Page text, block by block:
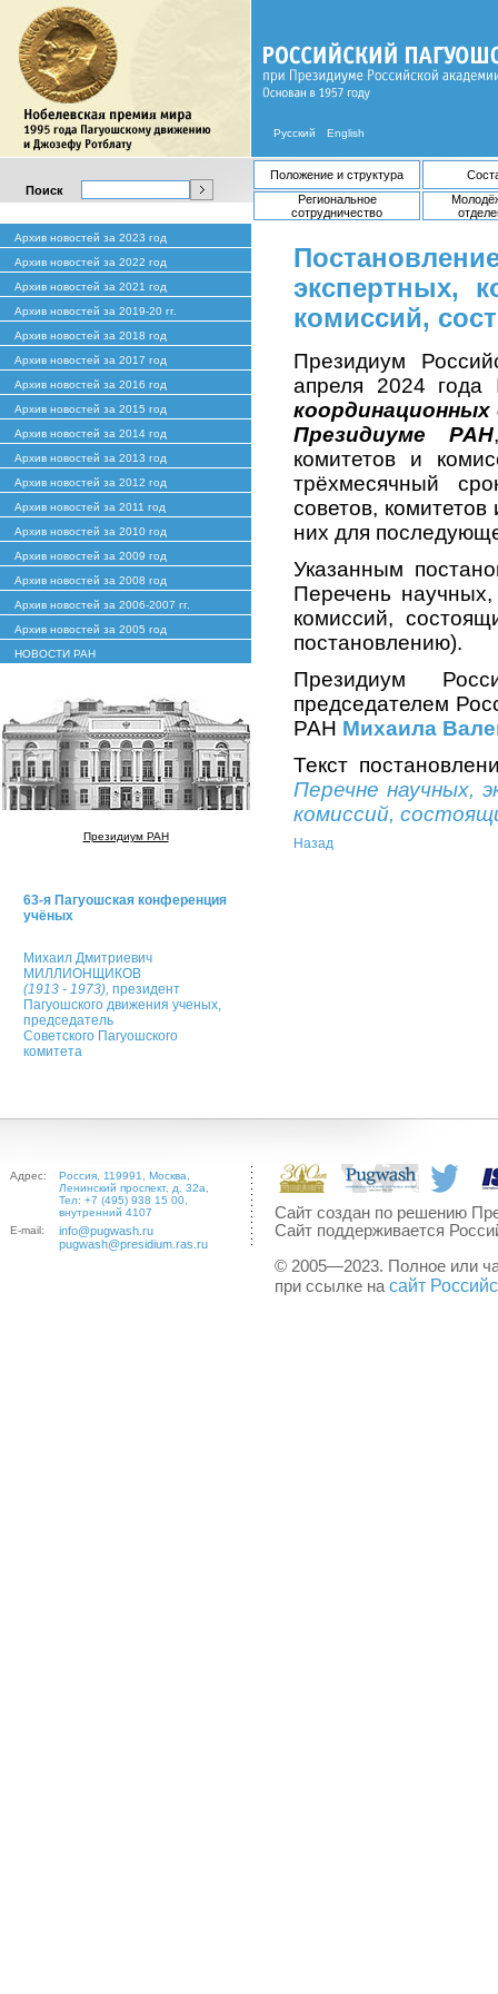
Русский English
Поиск
Положение и структура
Региональное
сотрудничество
Архив новостей за 2023 год
Архив новостей за 2022 год
Архив новостей за 2021 год
Архив новостей за 2019-20 гг.
Архив новостей за 2018 год
Архив новостей за 2017 год
Архив новостей за 2016 год
Архив новостей за 2015 год
Архив новостей за 2014 год
Архив новостей за 2013 год
Архив новостей за 2012 год
Архив новостей за 2011 год
Архив новостей за 2010 год
Архив новостей за 2009 год
Архив новостей за 2008 год
Архив новостей за 2006-2007 гг.
Архив новостей за 2005 год
НОВОСТИ РАН
Президиум РАН
63-я Пагуошская конференция
учёных
Михаил Дмитриевич
МИЛЛИОНЩИКОВ
(1913 - 1973), президент
Пагуошского движения ученых,
председатель
Советского Пагуошского
комитета
экспертных,
комиссий,
Президиум
апреля 2024
Президиуме РАН
комитетов и
трёхмесячный
советов,
них для
Указанным
Перечень
комиссий,
постановлению).
Президиум
председателем
РАН Михаила
Текст
Перечне научных,
комиссий,
Назад
Адрес:
Россия, 119991, Москва,
Ленинский проспект, д. 32а,
Тел: +7 (495) 938 15 00,
внутренний 4107
E-mail:
info@pugwash.ru
pugwash@presidium.ras.ru
Сайт создан по решению
Сайт поддерживается
© 2005—2023. Полное или
при ссылке на сайт